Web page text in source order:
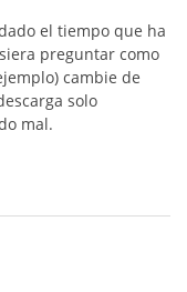
el tiempo que ha
preguntar como
cambie de
solo
mal.